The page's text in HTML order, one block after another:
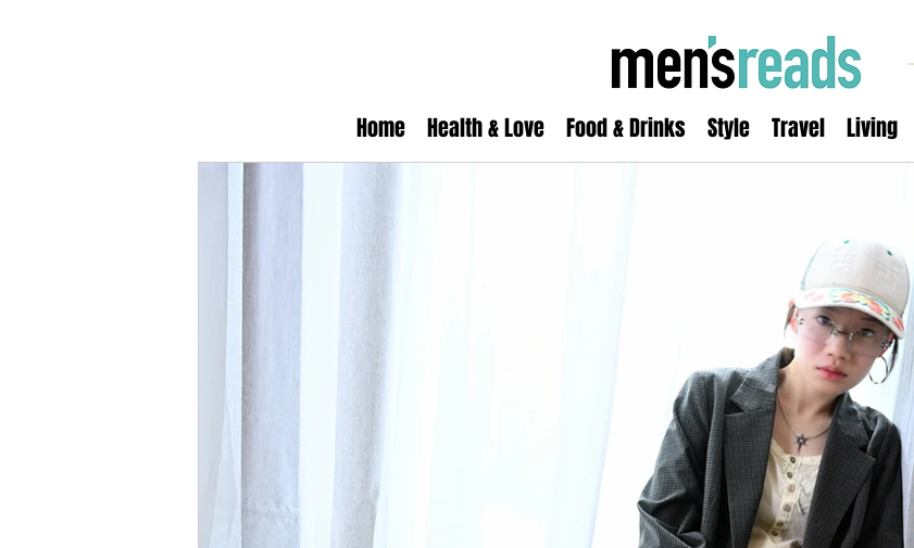
Home Health & Love Food & Drinks Style Travel Living